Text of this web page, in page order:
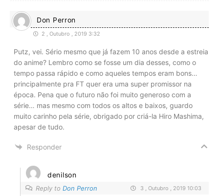
Don Perron
2 , Outubro , 2019 3:32
Putz, vei. Sério mesmo que já fazem 10 anos desde a estreia
do anime? Lembro como se fosse um dia desses, como o
tempo passa rápido e como aqueles tempos eram bons…
principalmente pra FT quer era uma super promissor na
época. Pena que o futuro não foi muito generoso com a
série… mas mesmo com todos os altos e baixos, guardo
muito carinho pela série, obrigado por criá-la Hiro Mashima,
apesar de tudo.
Responder
denilson
Reply to Don Perron 3 , Outubro , 2019 10:03